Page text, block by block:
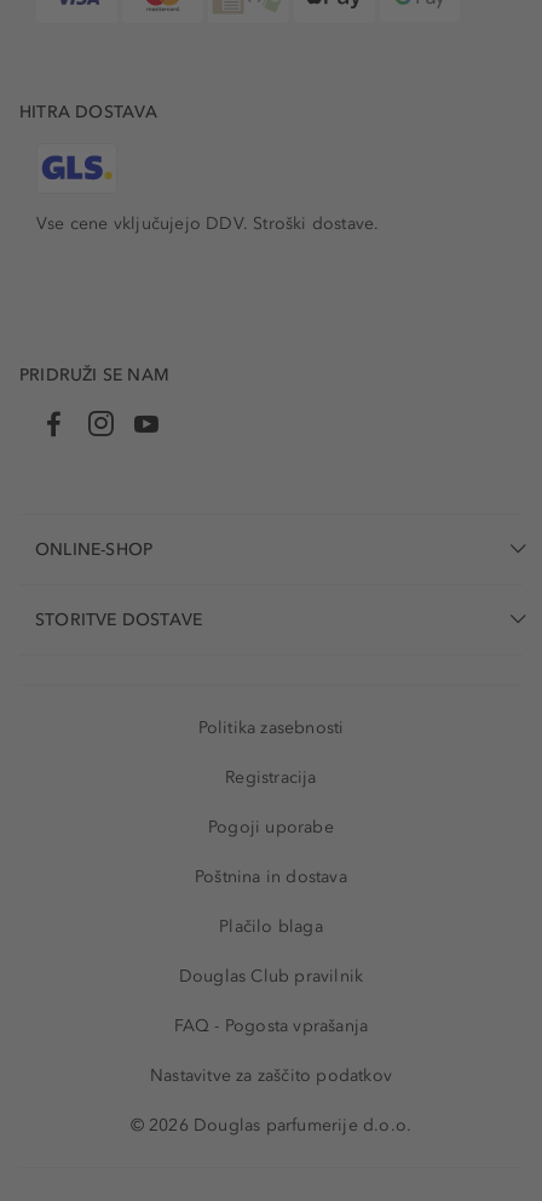
HITRA DOSTAVA
Vse cene vključujejo DDV. Stroški dostave.
PRIDRUŽI SE NAM
ONLINE-SHOP
STORITVE DOSTAVE
Politika zasebnosti
Registracija
Pogoji uporabe
Poštnina in dostava
Plačilo blaga
Douglas Club pravilnik
FAQ - Pogosta vprašanja
Nastavitve za zaščito podatkov
© 2026 Douglas parfumerije d.o.o.